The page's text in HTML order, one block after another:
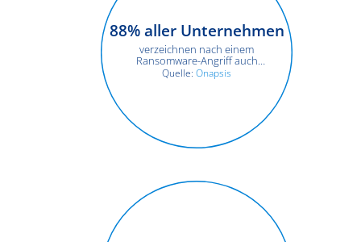
88% aller Unternehmen
verzeichnen nach einem
Ransomware-Angriff auch
Ausfälle ihrer ERP-Systeme
Quelle: Onapsis